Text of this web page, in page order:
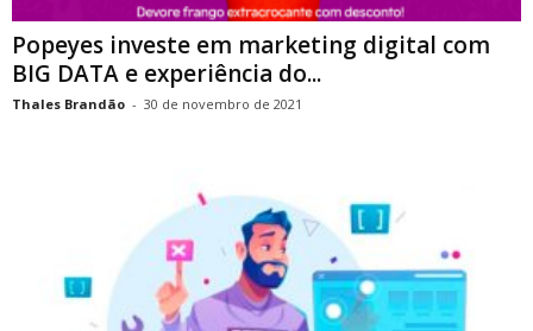
Popeyes investe em marketing digital com
BIG DATA e experiência do...
Thales Brandão - 30 de novembro de 2021